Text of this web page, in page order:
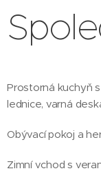
Prostorná kuchyň
lednice, varná
Obývací pokoj a
Zimní vchod s